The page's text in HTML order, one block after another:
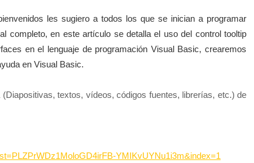
les sugiero a todos los que se inician a programar
completo, en este artículo se detalla el uso del control tooltip
en el lenguaje de programación Visual Basic, crearemos
en Visual Basic.
textos, vídeos, códigos fuentes, librerías, etc.) de
YMIKvUYNu1i3m&index=1